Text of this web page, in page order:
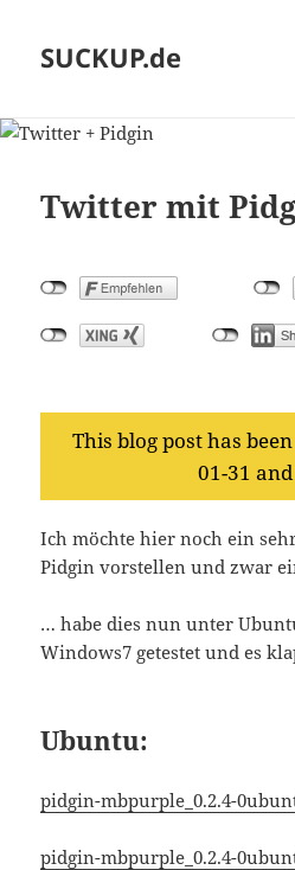
SUCKUP.de
Twitter mit
This blog post has
01-31
Ich möchte hier noch ein
Pidgin vorstellen und zwar
… habe dies nun unter
Windows7 getestet und es
Ubuntu:
pidgin-mbpurple_0.2.4-
pidgin-mbpurple_0.2.4-